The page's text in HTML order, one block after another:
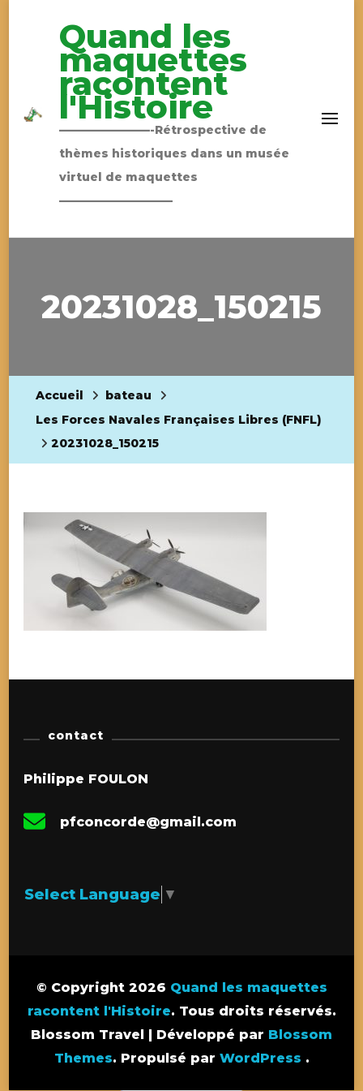
Quand les
maquettes
racontent
l'Histoire
————————-Rétrospective de
thèmes historiques dans un musée
virtuel de maquettes
——————————
20231028_150215
Accueil
bateau
Les Forces Navales Françaises Libres (FNFL)
20231028_150215
contact
Philippe FOULON
pfconcorde@gmail.com
Select Language ▼
© Copyright 2026 Quand les maquettes
racontent l'Histoire. Tous droits réservés.
Blossom Travel | Développé par Blossom
Themes. Propulsé par WordPress .